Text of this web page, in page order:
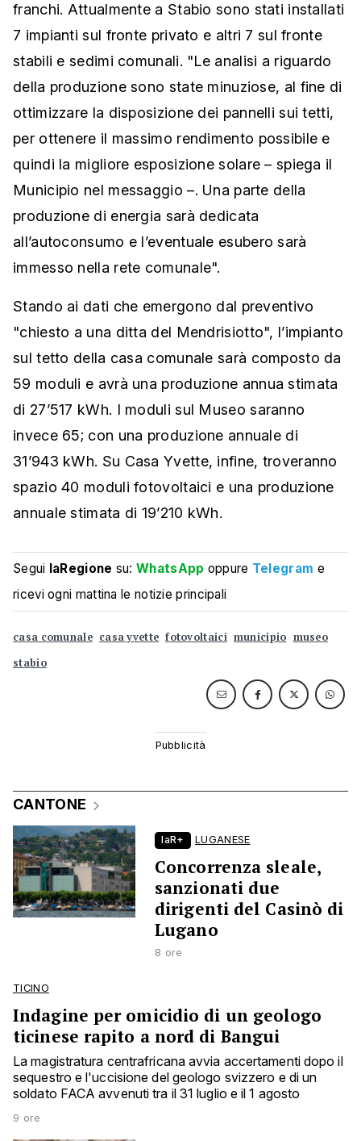
franchi. Attualmente a Stabio sono stati installati
7 impianti sul fronte privato e altri 7 sul fronte
stabili e sedimi comunali. "Le analisi a riguardo
della produzione sono state minuziose, al fine di
ottimizzare la disposizione dei pannelli sui tetti,
per ottenere il massimo rendimento possibile e
quindi la migliore esposizione solare – spiega il
Municipio nel messaggio –. Una parte della
produzione di energia sarà dedicata
all’autoconsumo e l’eventuale esubero sarà
immesso nella rete comunale".
Stando ai dati che emergono dal preventivo
"chiesto a una ditta del Mendrisiotto", l’impianto
sul tetto della casa comunale sarà composto da
59 moduli e avrà una produzione annua stimata
di 27’517 kWh. I moduli sul Museo saranno
invece 65; con una produzione annuale di
31’943 kWh. Su Casa Yvette, infine, troveranno
spazio 40 moduli fotovoltaici e una produzione
annuale stimata di 19’210 kWh.
Segui laRegione su:WhatsApp oppure Telegram e
ricevi ogni mattina le notizie principali
casa comunale casa yvette fotovoltaici municipio museo
stabio
CANTONE
laR+ LUGANESE
Concorrenza sleale,
sanzionati due
dirigenti del Casinò di
Lugano
8 ore
TICINO
Indagine per omicidio di un geologo
ticinese rapito a nord di Bangui
La magistratura centrafricana avvia accertamenti dopo il
sequestro e l'uccisione del geologo svizzero e di un
soldato FACA avvenuti tra il 31 luglio e il 1 agosto
9 ore